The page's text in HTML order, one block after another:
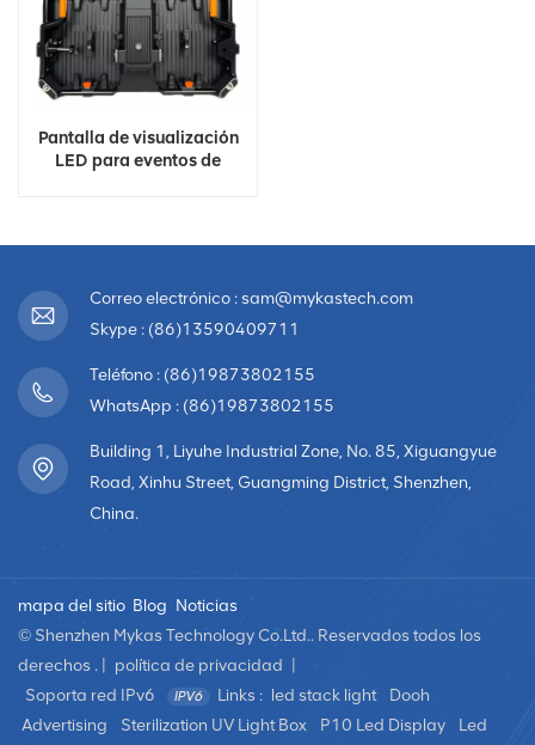
Pantalla de visualización
LED para eventos de
Correo electrónico : sam@mykastech.com
Skype : (86)13590409711
Teléfono : (86)19873802155
WhatsApp : (86)19873802155
Building 1, Liyuhe Industrial Zone, No. 85, Xiguangyue
Road, Xinhu Street, Guangming District, Shenzhen,
China.
mapa del sitio Blog Noticias
© Shenzhen Mykas Technology Co.Ltd.. Reservados todos los
derechos . |
política de privacidad
Soporta red IPv6
Links : led stack light
Dooh
Advertising
Sterilization UV Light Box P10 Led Display
Led